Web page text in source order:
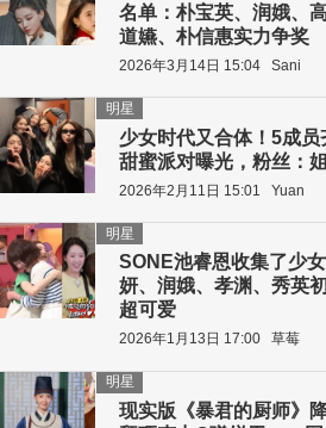
名单：朴宝英、润娥、
道嬿、朴信惠实力争奖
2026年3月14日 15:04 Sani
少女时代又合体！5成员
甜蜜派对曝光，粉丝：
明星
2026年2月11日 15:01 Yuan
SONE池睿恩收集了少
妍、润娥、孝渊、秀英
超可爱
明星
2026年1月13日 17:00 草莓
现实版《暴君的厨师》
明星